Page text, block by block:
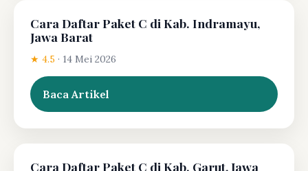
Cara Daftar Paket C di Kab. Indramayu,
Jawa Barat
★ 4.5 · 14 Mei 2026
Baca Artikel
Cara Daftar Paket C di Kab. Garut, Jawa